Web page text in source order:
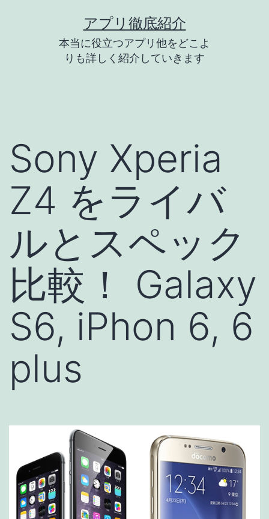
アプリ徹底紹介
本当に役立つアプリ他をどこよ
りも詳しく紹介していきます
Sony Xperia
Z4 をライバ
ルとスペック
比較！ Galaxy
S6, iPhon 6, 6
plus